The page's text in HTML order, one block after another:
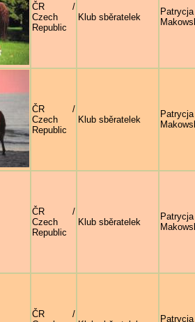
ČR /
Czech
Republic
Klub sběratelek
Patrycja
ČR /
Czech
Republic
Klub sběratelek
Patrycja
ČR /
Czech
Republic
Klub sběratelek
Patrycja
ČR /
Patrycja